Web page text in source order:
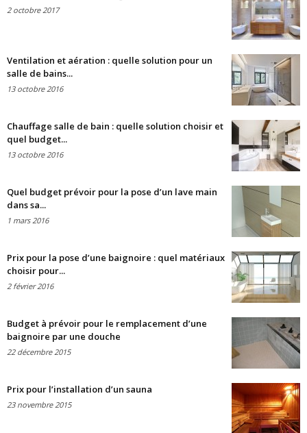
2 octobre 2017
Ventilation et aération : quelle solution pour un
salle de bains...
13 octobre 2016
Chauffage salle de bain : quelle solution choisir et
quel budget...
13 octobre 2016
Quel budget prévoir pour la pose d’un lave main
dans sa...
1 mars 2016
Prix pour la pose d’une baignoire : quel matériaux
choisir pour...
2 février 2016
Budget à prévoir pour le remplacement d’une
baignoire par une douche
22 décembre 2015
Prix pour l’installation d’un sauna
23 novembre 2015